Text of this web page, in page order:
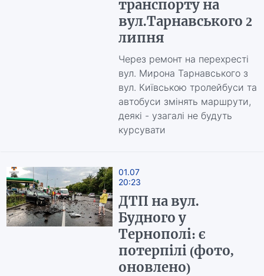
транспорту на
вул.Тарнавського 2
липня
Через ремонт на перехресті
вул. Мирона Тарнавського з
вул. Київською тролейбуси та
автобуси змінять маршрути,
деякі - узагалі не будуть
курсувати
01.07
20:23
ДТП на вул.
Будного у
Тернополі: є
потерпілі (фото,
оновлено)